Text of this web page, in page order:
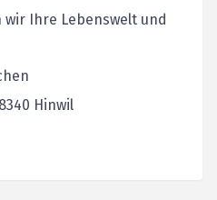
Ihre Lebenswelt und
8340 Hinwil